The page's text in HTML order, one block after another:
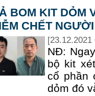
BOM KIT DỎM
CHẾT
[23.12.2021
NĐ:
bộ kit
cổ phần
dỏm đó